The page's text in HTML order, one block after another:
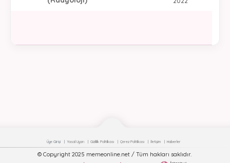
Üye Girişi Yasal Uyarı Gizlilik Politikası Çerez Politikası İletişim Haberler
© Copyright 2025 memeonline.net / Tüm hakları saklıdır.